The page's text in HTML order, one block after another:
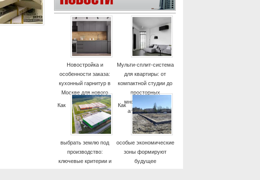
Новостройка и
особенности заказа:
кухонный гарнитур в
Москве для нового
дома
Мульти-сплит-система
для квартиры: от
компактной студии до
просторных
многокомнатных
апартаментов
Как
выбрать землю под
производство:
ключевые критерии и
Как
особые экономические
зоны формируют
будущее